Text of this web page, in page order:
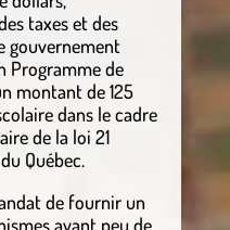
taxes et des
gouvernement
Programme de
montant de 125
dans le cadre
de la loi 21
Québec.
de fournir un
ayant peu de